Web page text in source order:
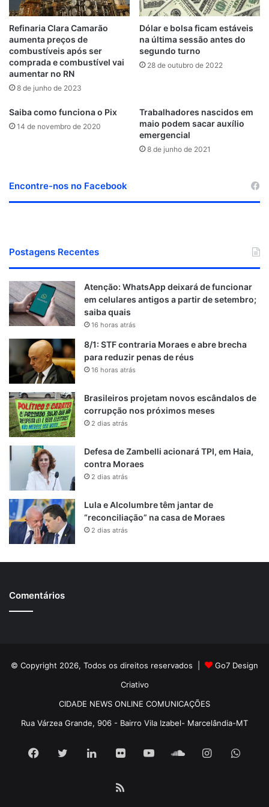
t
m
d
Refinaria Clara Camarão
aumenta preços de
combustíveis após ser
comprada e combustível vai
aumentar no RN
8 de junho de 2023
Dólar e bolsa ficam estáveis
na última sessão antes do
segundo turno
28 de outubro de 2022
Saiba como funciona o Pix
14 de novembro de 2020
Trabalhadores nascidos em
maio podem sacar auxílio
emergencial
8 de junho de 2021
Encontre-nos no Facebook
Postagens Recentes
Atenção: WhatsApp deixará de funcionar
em celulares antigos a partir de setembro;
saiba quais
16 horas atrás
8/1: STF contraria Moraes e abre brecha
para reduzir penas de réus
16 horas atrás
Brasileiros projetam novos escândalos de
corrupção nos próximos meses
2 dias atrás
Defesa de Zambelli acionará TPI, em Haia,
contra Moraes
2 dias atrás
Lula e Alcolumbre têm jantar de
“reconciliação” na casa de Moraes
2 dias atrás
Comentários
© Copyright 2026, Todos os direitos reservados |
Go7 Design
Criativo
CIDADE NEWS ONLINE COMUNICAÇÕES
Rua Várzea Grande, 906 - Bairro Vila Izabel- Marcelândia-MT
Facebook
TwitterLinkedinFlickr YouTubeSoundCloud
Instagram